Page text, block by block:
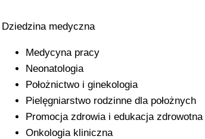
Dziedzina medyczna
Medycyna pracy
Neonatologia
Położnictwo i ginekologia
Pielęgniarstwo rodzinne dla położnych
Promocja zdrowia i edukacja zdrowotna
Onkologia kliniczna